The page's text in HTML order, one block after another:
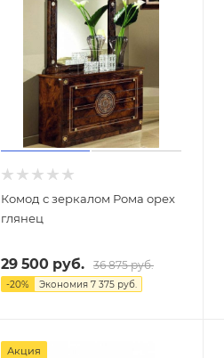
Комод с зеркалом Рома орех
глянец
29 500 руб. 36 875руб.
-20% Экономия 7 375 руб.
Акция